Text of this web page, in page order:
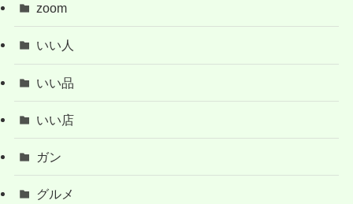
zoom
いい人
いい品
いい店
ガン
グルメ